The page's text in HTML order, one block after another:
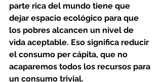
parte rica del mundo tiene que
dejar espacio ecológico para que
los pobres alcancen un nivel de
vida aceptable. Eso significa reducir
el consumo per cápita, que no
acaparemos todos los recursos para
un consumo trivial.